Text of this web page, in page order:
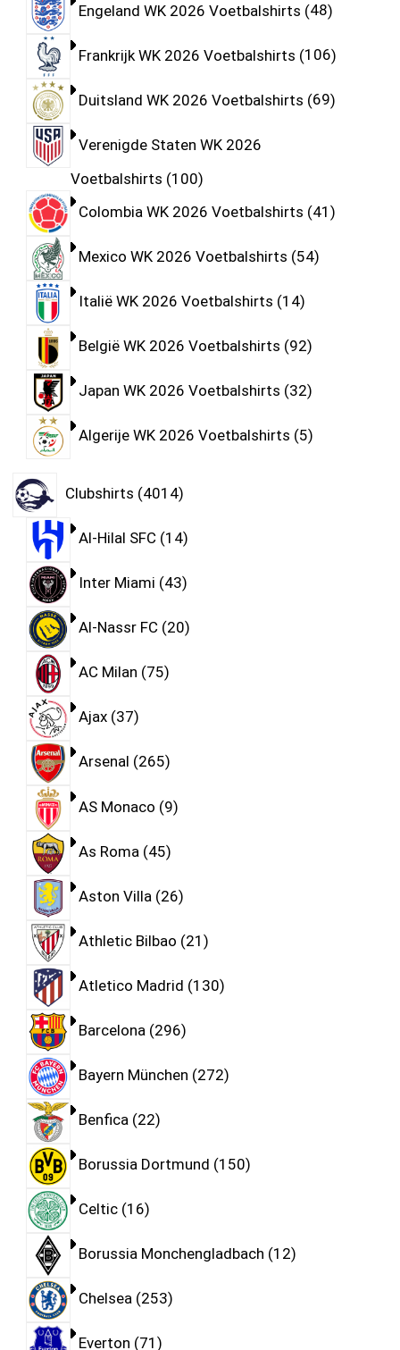
Engeland WK 2026 Voetbalshirts 48
Frankrijk WK 2026 Voetbalshirts 106
Duitsland WK 2026 Voetbalshirts 69
Verenigde Staten WK 2026
Voetbalshirts 100
Colombia WK 2026 Voetbalshirts 41
Mexico WK 2026 Voetbalshirts 54
Italië WK 2026 Voetbalshirts 14
België WK 2026 Voetbalshirts 92
Japan WK 2026 Voetbalshirts 32
Algerije WK 2026 Voetbalshirts 5
Clubshirts 4014
Al-Hilal SFC 14
Inter Miami 43
Al-Nassr FC 20
AC Milan 75
Ajax 37
Arsenal 265
AS Monaco 9
As Roma 45
Aston Villa 26
Athletic Bilbao 21
Atletico Madrid 130
Barcelona 296
Bayern München 272
Benfica 22
Borussia Dortmund 150
Celtic 16
Borussia Monchengladbach 12
Chelsea 253
Everton 71